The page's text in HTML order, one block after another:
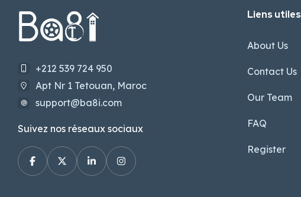
+212 539 724 950
Apt Nr 1 Tetouan, Maroc
support@ba8i.com
Suivez nos réseaux sociaux
Liens utiles
About Us
Contact Us
Our Team
FAQ
Register